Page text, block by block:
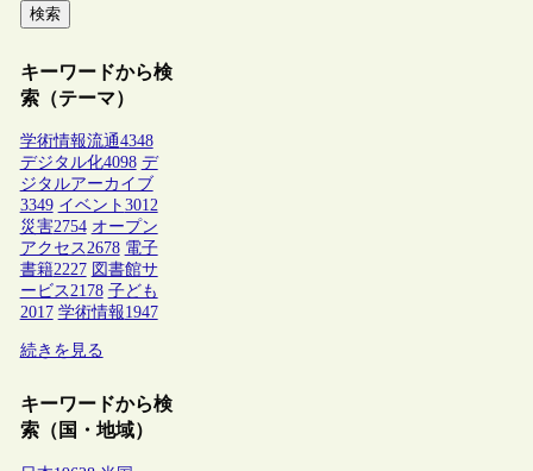
検索
キーワードから検
索（テーマ）
学術情報流通4348
デジタル化4098 デ
ジタルアーカイブ
3349 イベント 3012
災害2754 オープン
アクセス2678 電子
書籍2227 図書館サ
ービス2178 子ども
2017 学術情報1947
続きを見る
キーワードから検
索（国・地域）